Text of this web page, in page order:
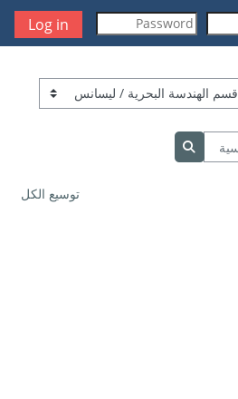
Log in
البحث في المقررات الدراسية
توسيع الكل